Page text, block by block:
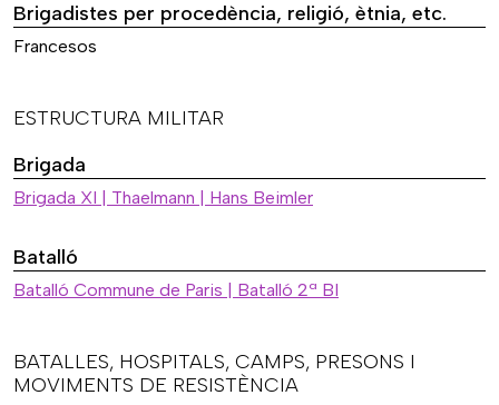
Brigadistes per procedència, religió, ètnia, etc.
Francesos
ESTRUCTURA MILITAR
Brigada
Brigada XI | Thaelmann | Hans Beimler
Batalló
Batalló Commune de Paris | Batalló 2ª BI
BATALLES, HOSPITALS, CAMPS, PRESONS I
MOVIMENTS DE RESISTÈNCIA